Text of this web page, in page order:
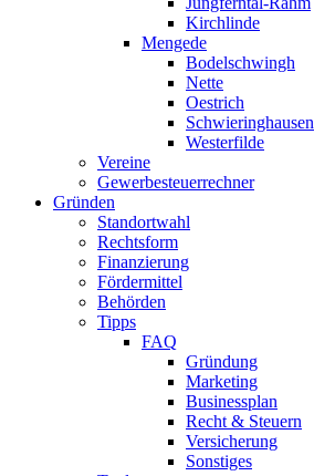
Kirchlinde
Mengede
Bodelschwingh
Nette
Oestrich
Schwieringhausen
Westerfilde
Vereine
Gewerbesteuerrechner
Gründen
Standortwahl
Rechtsform
Finanzierung
Fördermittel
Behörden
Tipps
FAQ
Gründung
Marketing
Businessplan
Recht & Steuern
Versicherung
Sonstiges